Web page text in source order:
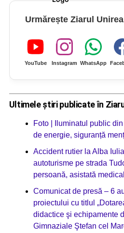
Urmărește Ziarul
YouTube Instagram WhatsApp
Ultimele știri publicate în
Foto | Iluminatul public
de energie, siguranță
Accident rutier la Alba
autoturisme pe strada
persoană, asistată medical
Comunicat de presă – 6
proiectului cu titlul
didactice şi echipamente
Gimnaziale Ştefan cel